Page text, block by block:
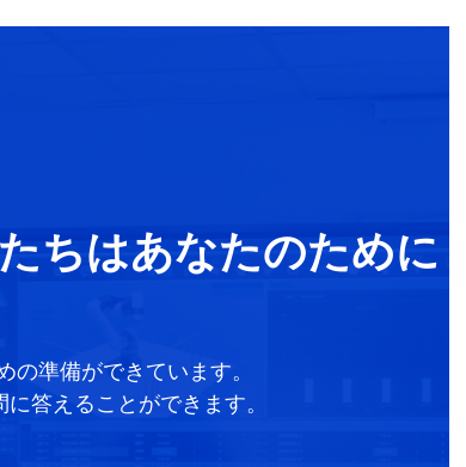
ちはあなたのために
準備ができています。
答えることができます。